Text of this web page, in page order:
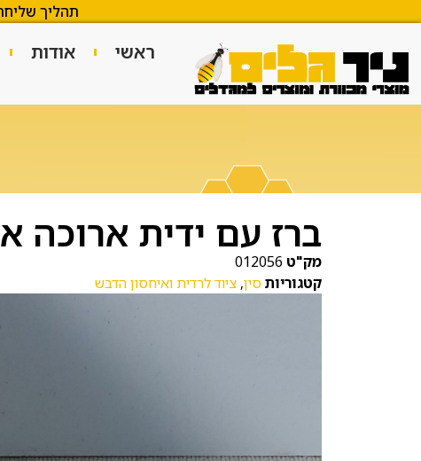
תהליך
ראשי אודות
ברז עם ידית ארוכה
מק"ט 012056
קטגוריותסין, ציוד לרדית ואיחסון הדבש